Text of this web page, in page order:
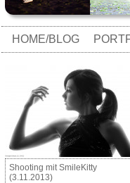
HOME/BLOG
Shooting mit SmileKitty
(3.11.2013)